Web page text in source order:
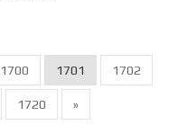
1700 1701 1702
1720 »